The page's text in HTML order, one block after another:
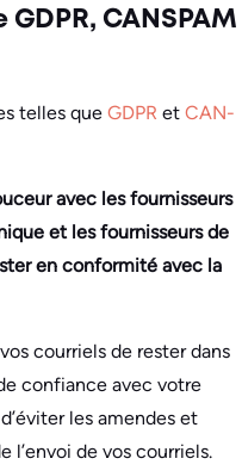
CANSPAM
telles que GDPR et CAN-
avec les fournisseurs
et les fournisseurs de
en conformité avec la
courriels de rester dans
confiance avec votre
les amendes et
l’envoi de vos courriels.